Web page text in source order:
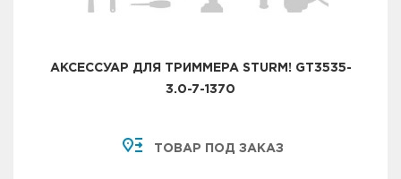
АКСЕССУАР ДЛЯ ТРИММЕРА STURM! GT3535-
3.0-7-1370
ТОВАР ПОД ЗАКАЗ